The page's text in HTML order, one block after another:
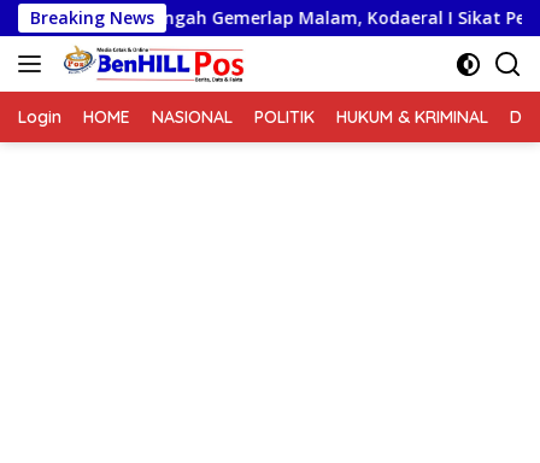
Langsung
ke
konten
Breaking News
Gemerlap Malam, Kodaeral I Sikat Pelanggaran dan
Login HOME NASIONAL POLITIK HUKUM & KRIMINAL